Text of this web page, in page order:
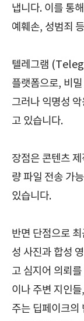
냅니다. 이를 통
예훼손, 성범죄
텔레그램
플랫폼으로, 비
그러나 익명성
고 있습니다.
장점은 콘텐츠
량 파일 전송 가
있습니다.
반면 단점으로
성 사진과 합성
고 심지어 의뢰
이나 주변 지인
주는 딥페이크의